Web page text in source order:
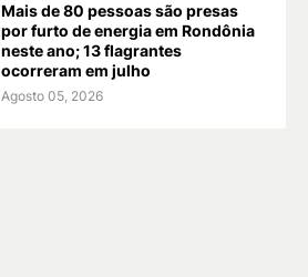
Mais de 80 pessoas são presas
por furto de energia em Rondônia
neste ano; 13 flagrantes
ocorreram em julho
Agosto 05, 2026